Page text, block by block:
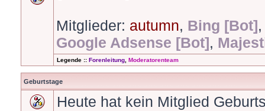
Mitglieder: autumn, Bing [Bot]
Google Adsense [Bot],
Legende :: Forenleitung Moderatorenteam
Geburtstage
Heute hat kein Mitglied